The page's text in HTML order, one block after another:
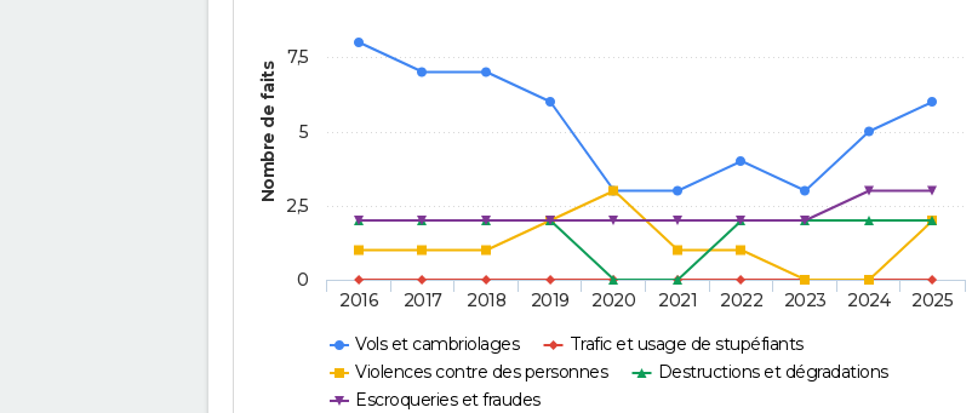
Nombre de faits
Vols et cambriolages
Trafic et usage de stupéfiants
Violences contre des personnes
Destructions et dégradations
Escroqueries et fraudes
2016 2017 2018 2019 2020 2021 2022 2023 2024 2025
0
2,5
5
7,5